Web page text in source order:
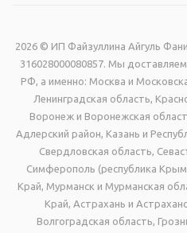
2026 © ИП Файзуллина Айгуль
316028000080857. Мы
РФ, а именно: Москва и
Ленинградская область,
Воронеж и Воронежская
Адлерский район, Казань и
Свердловская область,
Симферополь (республика
Край, Мурманск и Мурманская
Край, Астрахань и
Волгоградская область,